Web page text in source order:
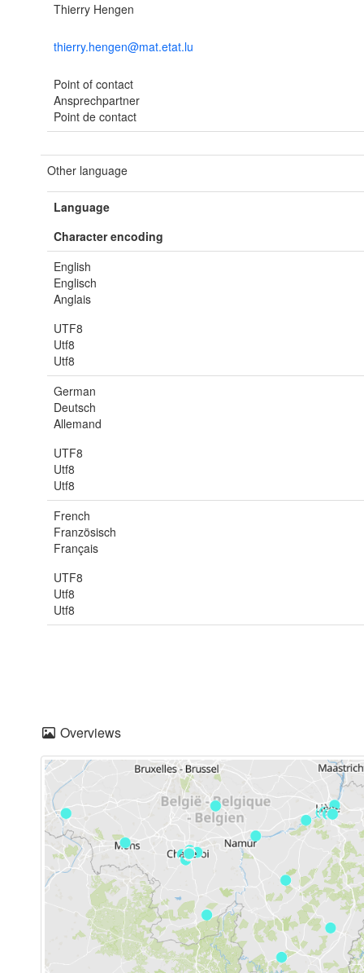
Thierry Hengen
thierry.hengen@mat.etat.lu
Point of contact
Ansprechpartner
Point de contact
Other language
Language
Character encoding
English
Englisch
Anglais
UTF8
Utf8
Utf8
German
Deutsch
Allemand
UTF8
Utf8
Utf8
French
Französisch
Français
UTF8
Utf8
Utf8
Overviews